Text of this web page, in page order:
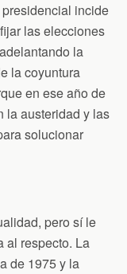
incide
las elecciones
la
la coyuntura
en ese año de
la austeridad y las
solucionar
pero sí le
al respecto. La
de 1975 y la